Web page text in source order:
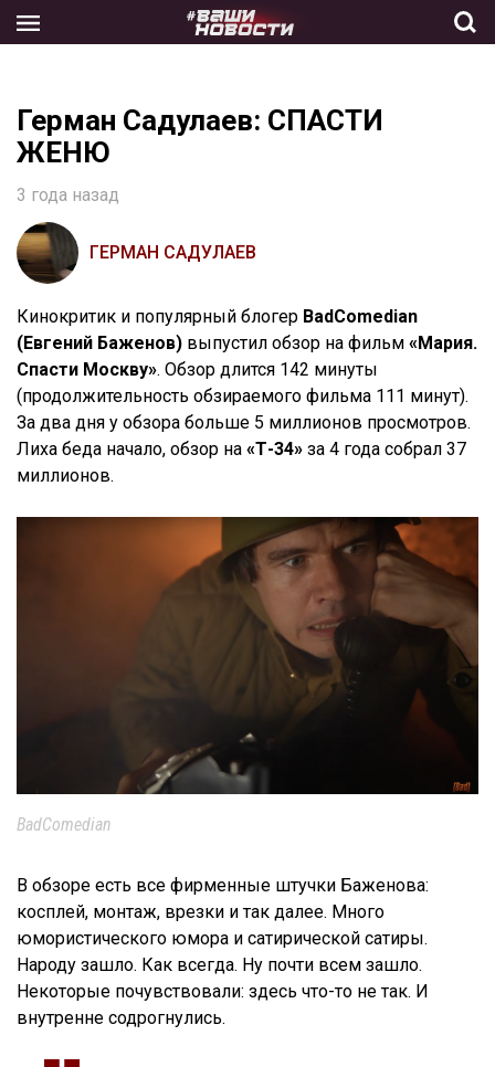
the
Герман Садулаев: СПАСТИ
ЖЕНЮ
3 года назад
ГЕРМАН САДУЛАЕВ
Кинокритик и популярный блогер BadComedian
(Евгений Баженов) выпустил обзор на фильм «Мария.
Спасти Москву». Обзор длится 142 минуты
(продолжительность обзираемого фильма 111 минут).
За два дня у обзора больше 5 миллионов просмотров.
Лиха беда начало, обзор на «Т-34» за 4 года собрал 37
миллионов.
BadComedian
В обзоре есть все фирменные штучки Баженова:
косплей, монтаж, врезки и так далее. Много
юмористического юмора и сатирической сатиры.
Народу зашло. Как всегда. Ну почти всем зашло.
Некоторые почувствовали: здесь что-то не так. И
внутренне содрогнулись.